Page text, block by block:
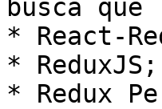
busca
* React-
*
* Redux